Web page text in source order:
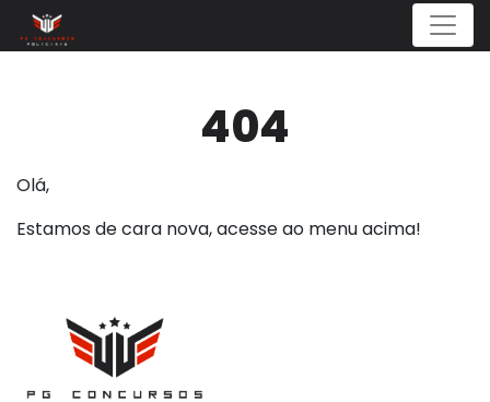
Menu
404
Olá,
Estamos de cara nova, acesse ao menu acima!